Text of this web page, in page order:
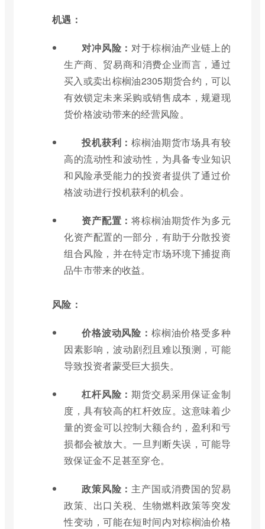
机遇：
对冲风险：对于棕榈油产业链上的
生产商、贸易商和消费企业而言，通过
买入或卖出棕榈油2305期货合约，可以
有效锁定未来采购或销售成本，规避现
货价格波动带来的经营风险。
投机获利：棕榈油期货市场具有较
高的流动性和波动性，为具备专业知识
和风险承受能力的投资者提供了通过价
格波动进行投机获利的机会。
资产配置：将棕榈油期货作为多元
化资产配置的一部分，有助于分散投资
组合风险，并在特定市场环境下捕捉商
品牛市带来的收益。
风险：
价格波动风险： 棕榈油价格受多种
因素影响，波动剧烈且难以预测，可能
导致投资者蒙受巨大损失。
杠杆风险：期货交易采用保证金制
度，具有较高的杠杆效应。这意味着少
量的资金可以控制大额合约，盈利和亏
损都会被放大。一旦判断失误，可能导
致保证金不足甚至穿仓。
政策风险： 主产国或消费国的贸易
政策、出口关税、生物燃料政策等突发
性变动，可能在短时间内对棕榈油价格